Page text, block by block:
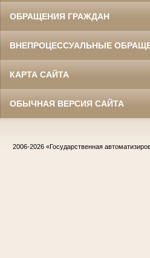
ОБРАЩЕНИЯ ГРАЖДАН
ВНЕПРОЦЕССУАЛЬНЫЕ
КАРТА САЙТА
ОБЫЧНАЯ ВЕРСИЯ САЙТА
2006-2026 «Государственная